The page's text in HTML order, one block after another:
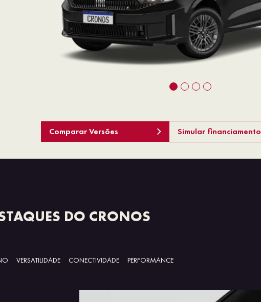
Comparar Versões Simular financiamento
DO CRONOS
VERSATILIDADE CONECTIVIDADE PERFORMANCE